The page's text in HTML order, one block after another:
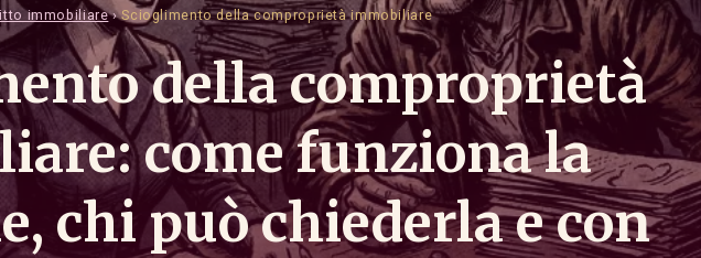
immobiliare›Scioglimento della comproprietà immobiliare
della comproprietà
come funziona la
chi può chiederla e con